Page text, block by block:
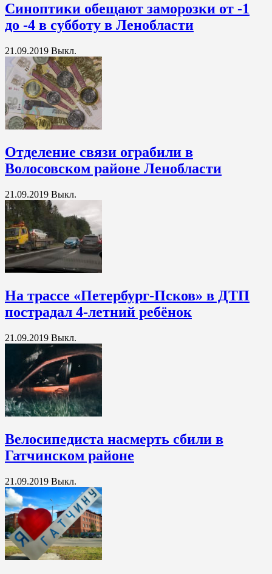
Синоптики обещают заморозки от -1
до -4 в субботу в Ленобласти
21.09.2019 Выкл.
Отделение связи ограбили в
Волосовском районе Ленобласти
21.09.2019 Выкл.
На трассе «Петербург-Псков» в ДТП
пострадал 4-летний ребёнок
21.09.2019 Выкл.
Велосипедиста насмерть сбили в
Гатчинском районе
21.09.2019 Выкл.